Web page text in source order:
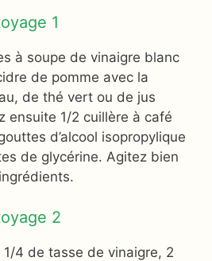
1
à soupe de vinaigre blanc
de pomme avec la
de thé vert ou de jus
ensuite 1/2 cuillère à café
d’alcool isopropylique
de glycérine. Agitez bien
2
1/4 de tasse de vinaigre, 2